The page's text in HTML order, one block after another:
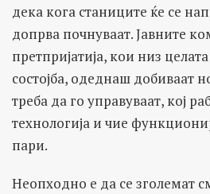
дека кога станиците ќе се
допрва почнуваат. Јавните
претпријатија, кои низ
состојба, одеднаш добиваат
треба да го управуваат, кој
технологија и чие
пари.
Неопходно е да се зголемат